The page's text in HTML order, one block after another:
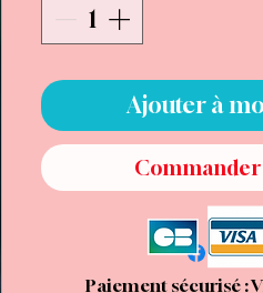
Ajouter à
Commander
Paiement sécurisé :